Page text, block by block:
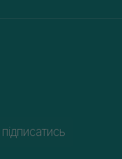
підписатись